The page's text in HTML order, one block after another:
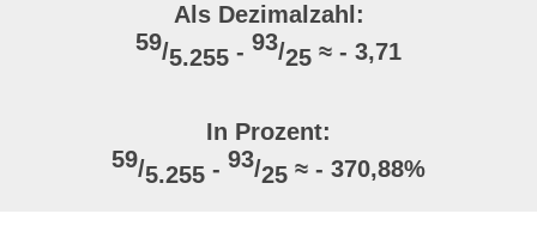
Als Dezimalzahl:
59/5.255 - 93/25 ≈ - 3,71
In Prozent:
59/5.255 - 93/25 ≈ - 370,88%